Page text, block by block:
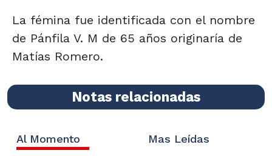
La fémina fue identificada con el nombre
de Pánfila V. M de 65 años originaría de
Matías Romero.
Notas relacionadas
Al Momento Mas Leídas